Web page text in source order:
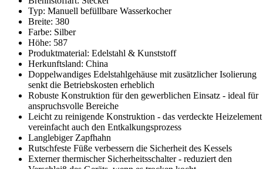
Typ: Manuell befüllbare Wasserkocher
Breite: 380
Farbe: Silber
Höhe: 587
Produktmaterial: Edelstahl & Kunststoff
Herkunftsland: China
Doppelwandiges Edelstahlgehäuse mit zusätzlicher Isolierung
senkt die Betriebskosten erheblich
Robuste Konstruktion für den gewerblichen Einsatz - ideal für
anspruchsvolle Bereiche
Leicht zu reinigende Konstruktion - das verdeckte Heizelement
vereinfacht auch den Entkalkungsprozess
Langlebiger Zapfhahn
Rutschfeste Füße verbessern die Sicherheit des Kessels
Externer thermischer Sicherheitsschalter - reduziert den